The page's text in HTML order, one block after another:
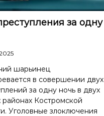
за одну
шарьинец
в совершении двух
за одну ночь в двух
районах Костромской
Уголовные злоключения